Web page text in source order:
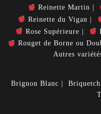
Reinette Martin
Reinette du Vigan
Rose Supérieure
Rouget de Borne ou
Autres
Brignon Blanc
Briquetch